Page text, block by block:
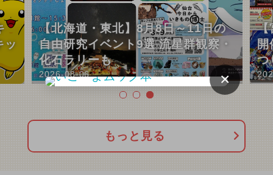
ッ
【北海道・東北】8月8日～11日の
自由研究イベント9選 流星群観察・
化石ラリーも
2026-08-06
【
開
つ
もっと見る
×